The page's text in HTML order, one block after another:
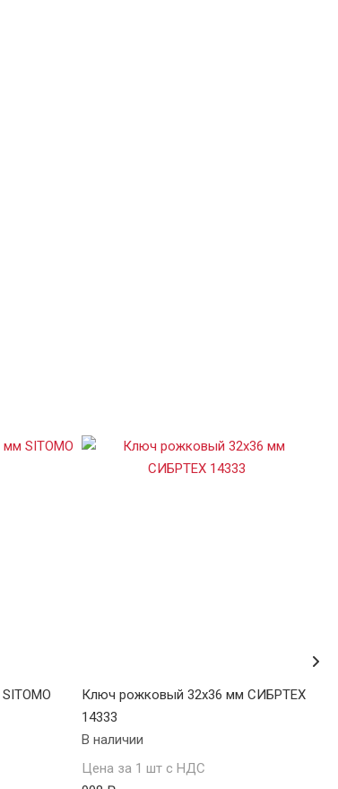
Ключ рожковый 32х36 мм СИБРТЕХ
14333
В наличии
Цена за 1 шт с НДС